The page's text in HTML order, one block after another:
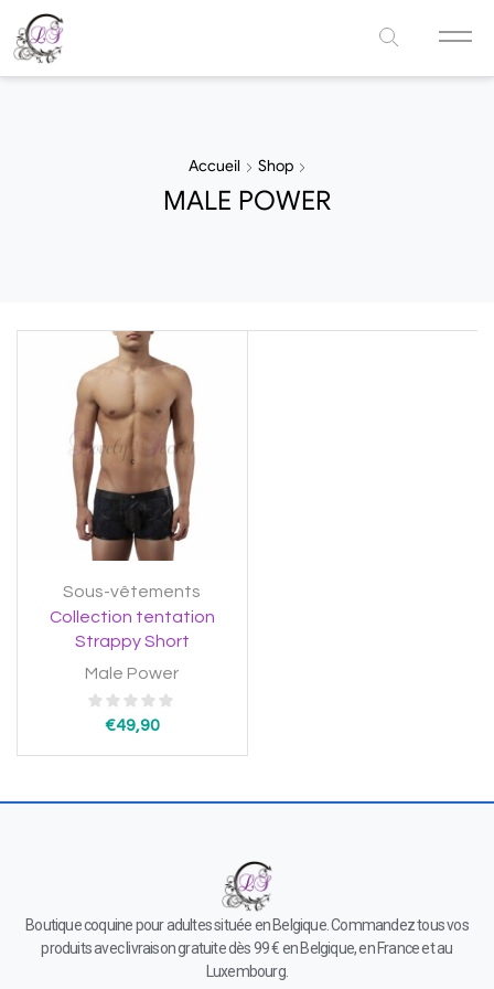
Accueil Shop
MALE POWER
Sous-vêtements
Collection tentation
Strappy Short
Male Power
€49,90
Boutique coquine pour adultes située en Belgique. Commandez tous vos
produits avec livraison gratuite dès 99 € en Belgique, en France et au
Luxembourg.